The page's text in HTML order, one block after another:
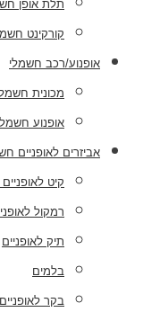
תלת אופן
קורקינט
אופנוע/רכב חשמלי
מכונית
אופנוע
אביזרים לאופניים
קיט
רמקול
תיק לאופניים
בלמים
בקר